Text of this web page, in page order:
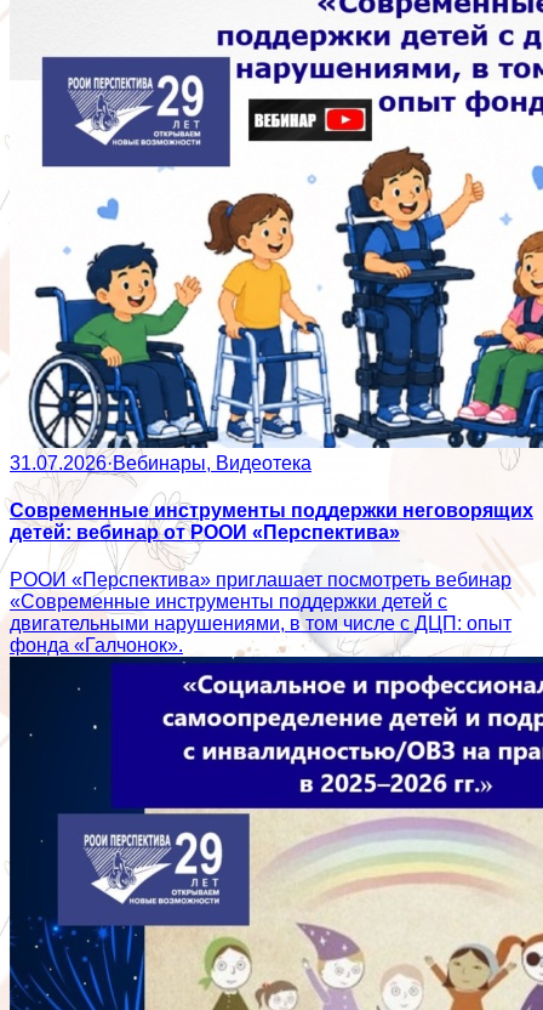
31.07.2026·Вебинары, Видеотека
Современные инструменты поддержки неговорящих
детей: вебинар от РООИ «Перспектива»
РООИ «Перспектива» приглашает посмотреть вебинар
«Современные инструменты поддержки детей с
двигательными нарушениями, в том числе с ДЦП: опыт
фонда «Галчонок».